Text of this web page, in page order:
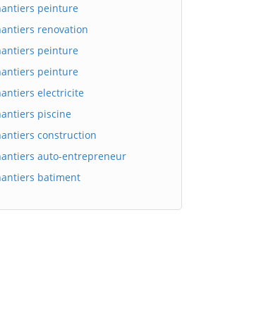
peinture
renovation
peinture
peinture
electricite
piscine
construction
auto-entrepreneur
batiment